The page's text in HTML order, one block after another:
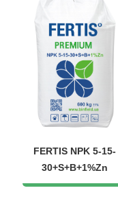
FERTIS NPK 5-15-
30+S+B+1%Zn